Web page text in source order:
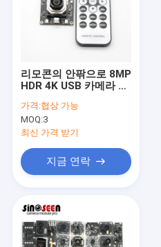
제품 소개
리모콘의 안팎으로 8MP
HDR 4K USB 카메라 모
가격:협상 가능
MOQ:3
최신 가격 받기
지금 연락